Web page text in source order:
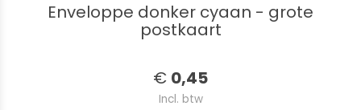
Enveloppe donker cyaan - grote
postkaart
€ 0,45
Incl. btw